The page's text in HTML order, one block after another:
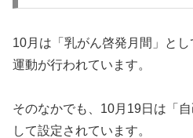
10月は「乳がん啓発月間」と
運動が行われています。
そのなかでも、10月19日は「
して設定されています。